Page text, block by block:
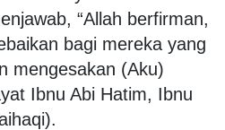
“Allah berfirman,
bagi mereka yang
mengesakan (Aku)
Ibnu Abi Hatim, Ibnu